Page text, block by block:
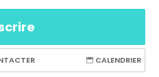
CALENDRIER